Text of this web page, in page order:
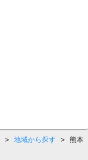
> 地域から探す >
熊本